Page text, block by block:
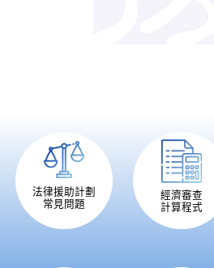
法律援助計劃
常見問題
經濟審查
計算程式